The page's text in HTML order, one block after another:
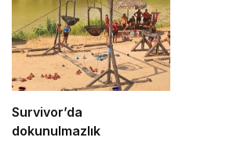
Survivor’da
dokunulmazlık